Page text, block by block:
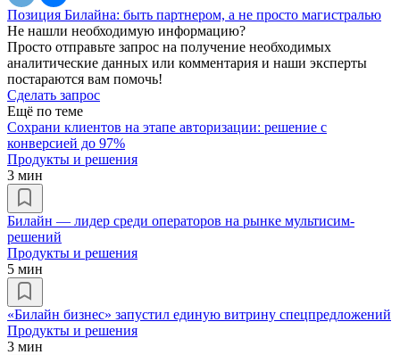
Позиция Билайна: быть партнером, а не просто магистралью
Не нашли необходимую информацию?
Просто отправьте запрос на получение необходимых
аналитические данных или комментария и наши эксперты
постараются вам помочь!
Сделать запрос
Ещё по теме
Cохрани клиентов на этапе авторизации: решение с
конверсией до 97%
Продукты и решения
3 мин
Билайн — лидер среди операторов на рынке мультисим-
решений
Продукты и решения
5 мин
«Билайн бизнес» запустил единую витрину спецпредложений
Продукты и решения
3 мин